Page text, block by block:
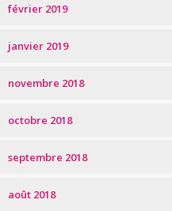
février 2019
janvier 2019
novembre 2018
octobre 2018
septembre 2018
août 2018